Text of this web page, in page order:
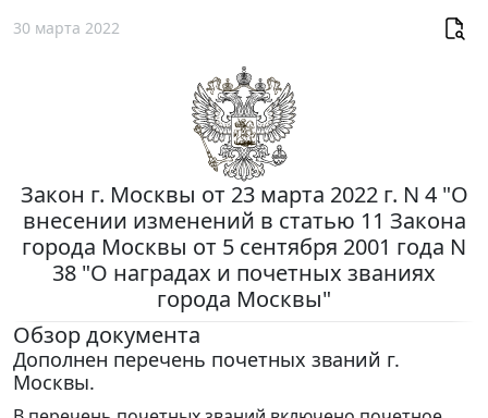
30 марта 2022
Закон г. Москвы от 23 марта 2022 г. N 4 "О
внесении изменений в статью 11 Закона
города Москвы от 5 сентября 2001 года N
38 "О наградах и почетных званиях
города Москвы"
Обзор документа
Дополнен перечень почетных званий г.
Москвы.